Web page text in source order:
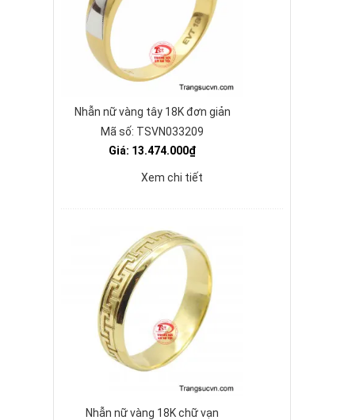
Nhẫn nữ vàng tây 18K đơn giản
Mã số: TSVN033209
Giá: 13.474.000₫
Xem chi tiết
Nhẫn nữ vàng 18K chữ vạn